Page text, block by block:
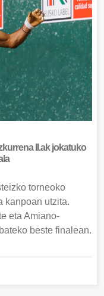
II.ak jokatuko
torneoko
kanpoan utzita.
eta Amiano-
beste finalean.